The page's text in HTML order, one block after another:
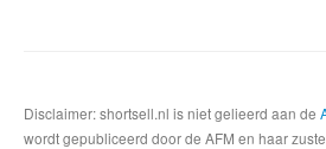
Disclaimer: shortsell.nl is niet gelieerd aan de
wordt gepubliceerd door de AFM en haar